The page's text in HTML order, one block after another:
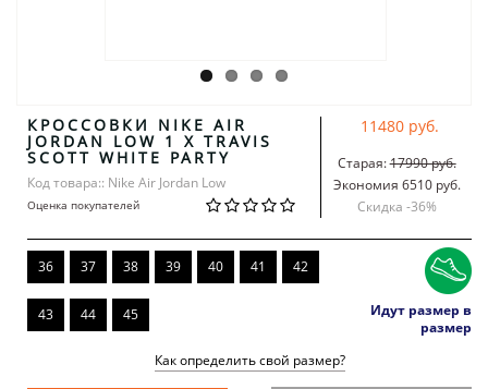
КРОССОВКИ NIKE AIR
JORDAN LOW 1 X TRAVIS
SCOTT WHITE PARTY
Код товара:: Nike Air Jordan Low
Оценка покупателей
11480 руб.
Старая:17990 руб.
Экономия 6510 руб.
Скидка -36%
36 37 38 39 40 41 42
43 44 45
Идут размер в
размер
Как определить свой размер?